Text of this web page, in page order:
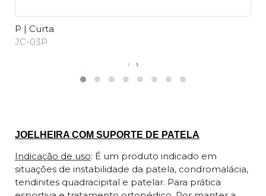
P | Curta
JC-03P
‹ ›
JOELHEIRA COM SUPORTE DE PATELA
Indicação de uso: É um produto indicado em
situações de instabilidade da patela, condromalácia,
tendinites quadracipital e patelar. Para prática